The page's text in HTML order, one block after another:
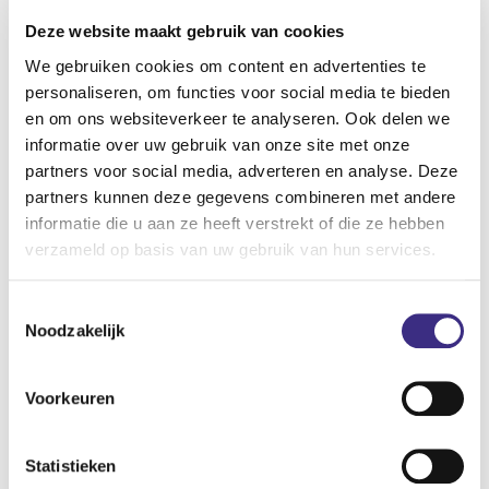
Deze website maakt gebruik van cookies
We gebruiken cookies om content en advertenties te
personaliseren, om functies voor social media te bieden
en om ons websiteverkeer te analyseren. Ook delen we
informatie over uw gebruik van onze site met onze
partners voor social media, adverteren en analyse. Deze
partners kunnen deze gegevens combineren met andere
informatie die u aan ze heeft verstrekt of die ze hebben
verzameld op basis van uw gebruik van hun services.
Noodzakelijk
Voorkeuren
Statistieken
hierin begeleidt. Verder heb je bij Alliade alle ruimte om bij
kun je bijvoorbeeld beginnen als woonleefassistent en
doorgroeien naar verzorgende IG om daarna als
verpleegkundige aan de slag te kunnen gaan. Vervolgens
zou je door kunnen groeien tot zorgcoördinator in de
ouderenzorg. De opleidingen die je graag wilt volgen
bespreek je met je leidinggevende.
voor ouderen
Ben je benieuwd naar een woonzorglocatie voor ouderen?
Alliade biedt woonzorglocaties waarin de cliënten zoveel
mogelijk de regie over hun eigen leven hebben. Samen met
de medewerkers in de ouderzorg doen de cliënten zoveel